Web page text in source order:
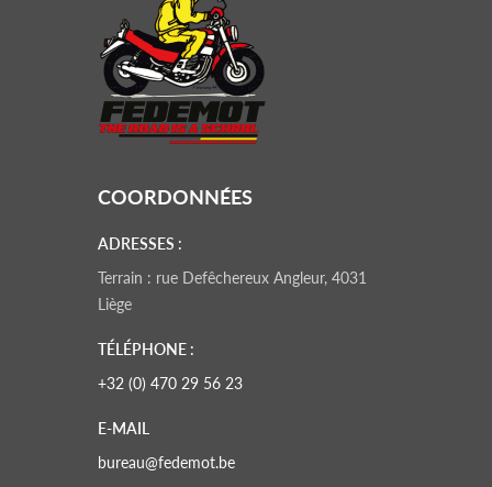
COORDONNÉES
ADRESSES :
Terrain : rue Defêchereux Angleur, 4031
Liège
TÉLÉPHONE :
+32 (0) 470 29 56 23
E-MAIL
bureau@fedemot.be